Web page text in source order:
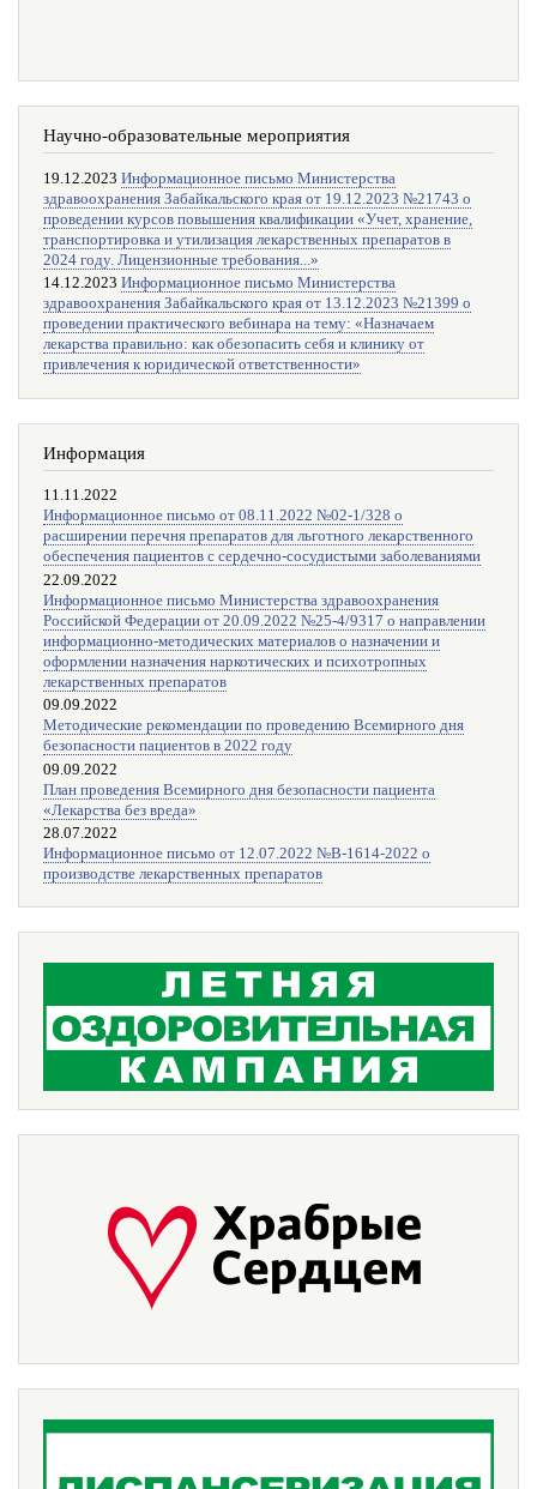
Научно-образовательные мероприятия
19.12.2023 Информационное письмо Министерства
здравоохранения Забайкальского края от 19.12.2023 №21743 о
проведении курсов повышения квалификации «Учет, хранение,
транспортировка и утилизация лекарственных препаратов в
2024 году. Лицензионные требования...»
14.12.2023 Информационное письмо Министерства
здравоохранения Забайкальского края от 13.12.2023 №21399 о
проведении практического вебинара на тему: «Назначаем
лекарства правильно: как обезопасить себя и клинику от
привлечения к юридической ответственности»
Информация
11.11.2022
Информационное письмо от 08.11.2022 №02-1/328 о
расширении перечня препаратов для льготного лекарственного
обеспечения пациентов с сердечно-сосудистыми заболеваниями
22.09.2022
Информационное письмо Министерства здравоохранения
Российской Федерации от 20.09.2022 №25-4/9317 о направлении
информационно-методических материалов о назначении и
оформлении назначения наркотических и психотропных
лекарственных препаратов
09.09.2022
Методические рекомендации по проведению Всемирного дня
безопасности пациентов в 2022 году
09.09.2022
План проведения Всемирного дня безопасности пациента
«Лекарства без вреда»
28.07.2022
Информационное письмо от 12.07.2022 №В-1614-2022 о
производстве лекарственных препаратов